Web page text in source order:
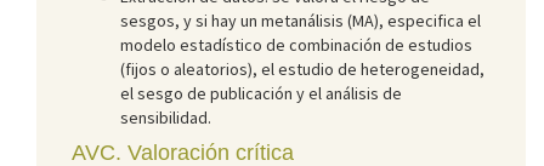
sesgos, y si hay un metanálisis (MA), especifica el
modelo estadístico de combinación de estudios
(fijos o aleatorios), el estudio de heterogeneidad,
el sesgo de publicación y el análisis de
sensibilidad.
AVC. Valoración crítica